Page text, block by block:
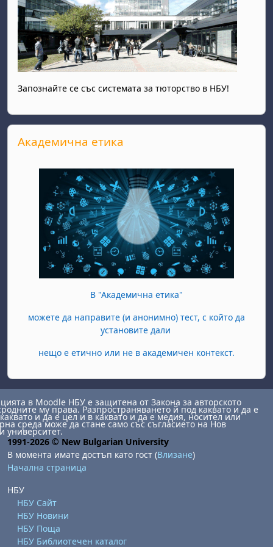
Запознайте се със системата за тюторство в НБУ!
Прескочи Академична етика
Академична етика
В "Академична етика"
можете да направите (и анонимно) тест, с който да
установите дали
нещо е етично или не в академичен контекст.
в Moodle НБУ е защитена от Закона за авторското
му права. Разпространяването й под каквато и да е
и да е цел и в каквато и да е медия, носител или
среда може да стане само със съгласието на Нов
университет.
1991-2026 © New Bulgarian University
В момента имате достъп като гост (Влизане)
Начална страница
НБУ
НБУ Сайт
НБУ Новини
НБУ Поща
НБУ Библиотечен каталог